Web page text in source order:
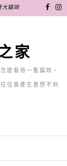
大貓咪
家
麼看待一隻貓咪，
往會產生意想不到